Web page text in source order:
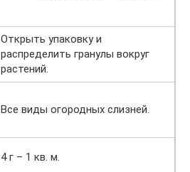
Открыть упаковку и
распределить гранулы вокруг
растений.
Все виды огородных слизней.
4 г – 1 кв. м.